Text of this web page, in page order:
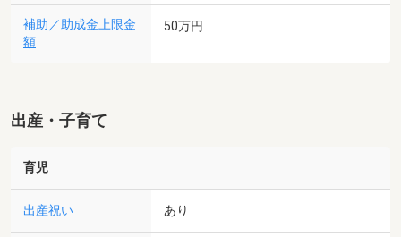
補助／助成金上限金
額
50万円
出産・子育て
育児
出産祝い あり